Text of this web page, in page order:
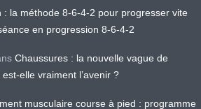
: la méthode 8-6-4-2 pour progresser vite
en progression 8-6-4-2
Chaussures : la nouvelle vague de
est-elle vraiment l’avenir ?
musculaire course à pied : programme